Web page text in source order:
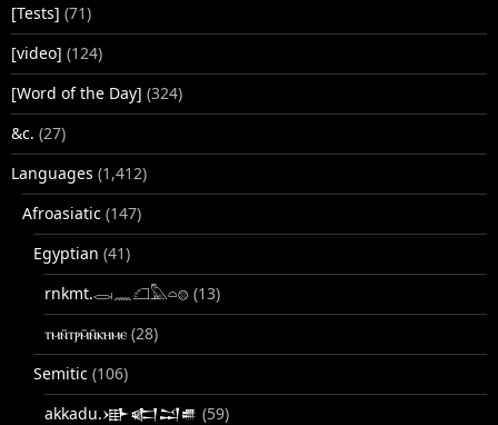
[Tests] (71)
[video] (124)
[Word of the Day] (324)
&c. (27)
Languages (1,412)
Afroasiatic (147)
Egyptian (41)
rnkmt.𓂋𓏺𓈖𓆎𓅓𓏏𓊖 (13)
ⲧⲙⲛ̄ⲧⲣⲙ̄ⲛ̄ⲕⲏⲙⲉ (28)
Semitic (106)
akkadu.𒀝𒅗𒁺𒌑 (59)